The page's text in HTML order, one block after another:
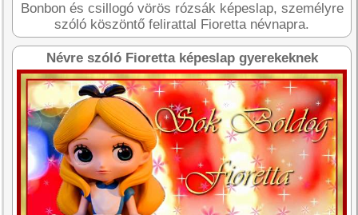
Bonbon és csillogó vörös rózsák képeslap, személyre
szóló köszöntő felirattal Fioretta névnapra.
Névre szóló Fioretta képeslap gyerekeknek